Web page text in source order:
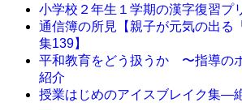
小学校２年生１学期の漢字復習プ
通信簿の所見【親子が元気の出る
集139】
平和教育をどう扱うか 〜指導の
紹介
授業はじめのアイスブレイク集―